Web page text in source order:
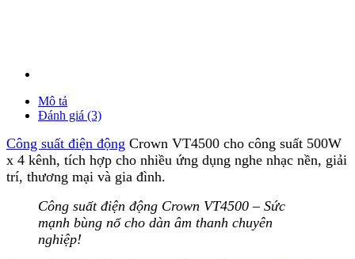
Mô tả
Đánh giá (3)
Công suất điện động Crown VT4500 cho công suất 500W
x 4 kênh, tích hợp cho nhiều ứng dụng nghe nhạc nền, giải
trí, thương mại và gia đình.
Công suất điện động Crown VT4500 – Sức
mạnh bùng nổ cho dàn âm thanh chuyên
nghiệp!